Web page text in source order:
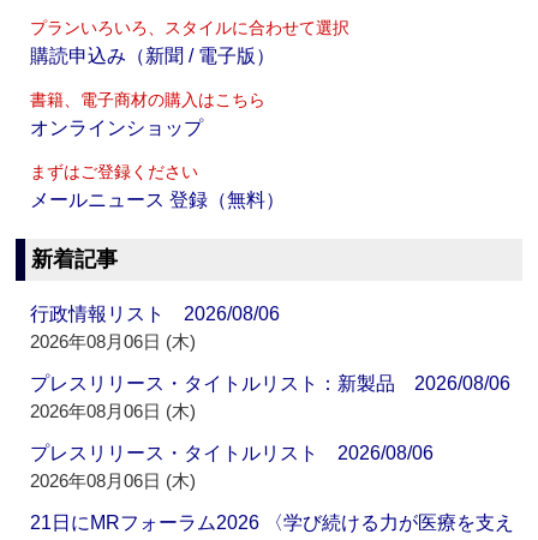
プランいろいろ、スタイルに合わせて選択
購読申込み（新聞 / 電子版）
書籍、電子商材の購入はこちら
オンラインショップ
まずはご登録ください
メールニュース 登録（無料）
新着記事
行政情報リスト 2026/08/06
2026年08月06日 (木)
プレスリリース・タイトルリスト：新製品 2026/08/06
2026年08月06日 (木)
プレスリリース・タイトルリスト 2026/08/06
2026年08月06日 (木)
21日にMRフォーラム2026 〈学び続ける力が医療を支え